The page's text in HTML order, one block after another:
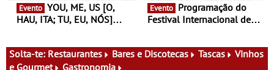
Evento
HAU, ITA; TU, EU, NÓS]
13 de Dezembro
Evento
Festival Internacional de
29 de Agosto
Solta-te: Restaurantes Bares e Discotecas Tascas
Vinhos
e Gourmet
Gastronomia